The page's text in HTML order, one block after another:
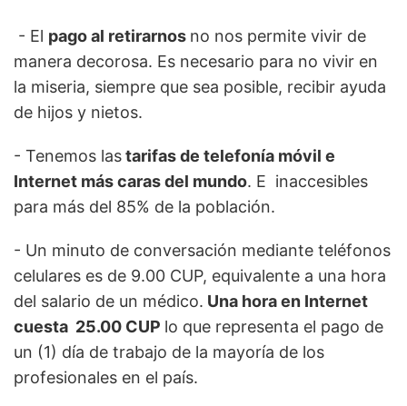
- El pago al retirarnos no nos permite vivir de
manera decorosa. Es necesario para no vivir en
la miseria, siempre que sea posible, recibir ayuda
de hijos y nietos.
- Tenemos lastarifas de telefonía móvil e
Internet más caras del mundo. E inaccesibles
para más del 85% de la población.
- Un minuto de conversación mediante teléfonos
celulares es de 9.00 CUP, equivalente a una hora
del salario de un médico. Una hora en Internet
cuesta 25.00 CUP lo que representa el pago de
un (1) día de trabajo de la mayoría de los
profesionales en el país.